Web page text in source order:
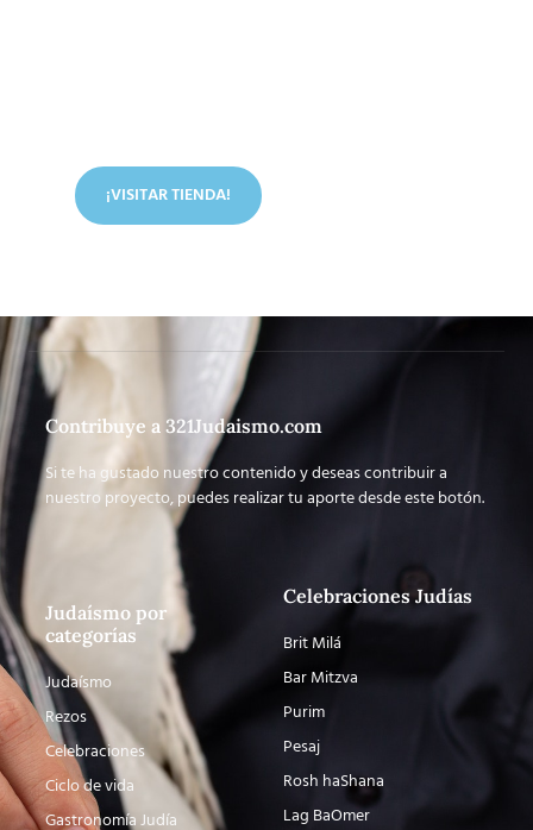
¡VISITAR TIENDA!
Contribuye a 321Judaismo.com
Si te ha gustado nuestro contenido y deseas contribuir a
nuestro proyecto, puedes realizar tu aporte desde este botón.
Judaísmo por
categorías
Judaísmo
Rezos
Celebraciones
Ciclo de vida
Gastronomía Judía
Celebraciones Judías
Brit Milá
Bar Mitzva
Purim
Pesaj
Rosh haShana
Lag BaOmer